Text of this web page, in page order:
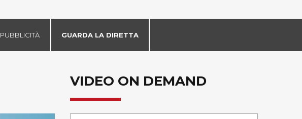
PUBBLICITÀ GUARDA LA DIRETTA
VIDEO ON DEMAND